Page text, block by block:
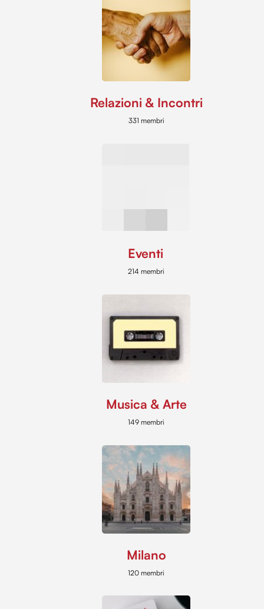
Relazioni & Incontri
331 membri
Eventi
214 membri
Musica & Arte
149 membri
Milano
120 membri